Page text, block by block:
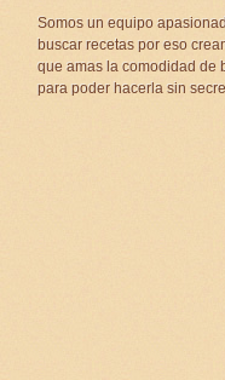
Somos un equipo
buscar recetas por eso
que amas la comodidad de
para poder hacerla sin